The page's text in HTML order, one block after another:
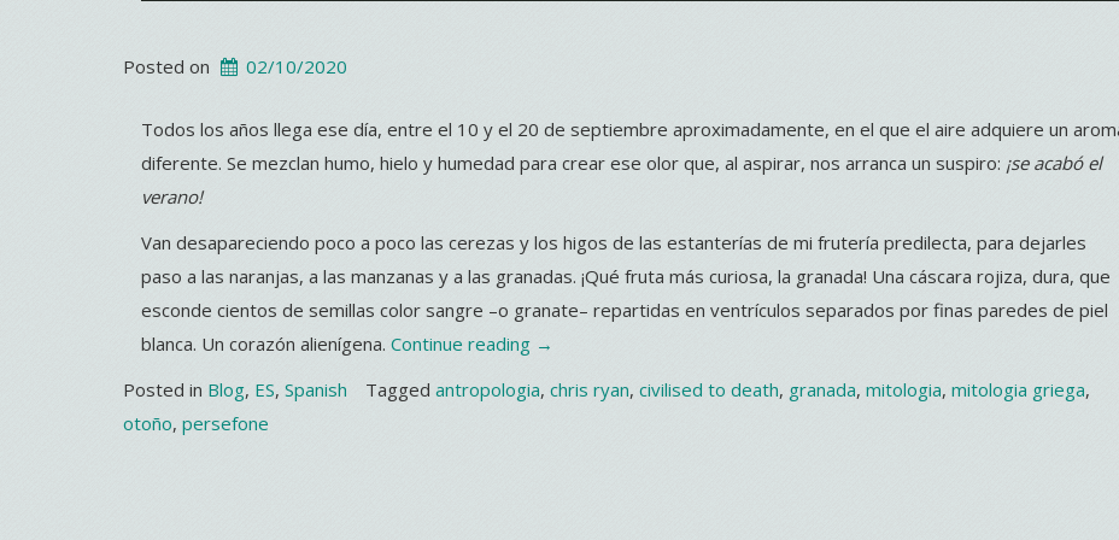
Posted on 02/10/2020
Todos los años llega ese día, entre el 10 y el 20 de septiembre aproximadamente, en el que el aire adquiere un
diferente. Se mezclan humo, hielo y humedad para crear ese olor que, al aspirar, nos arranca un suspiro: ¡se acabó el
verano!
Van desapareciendo poco a poco las cerezas y los higos de las estanterías de mi frutería predilecta, para dejarles
paso a las naranjas, a las manzanas y a las granadas. ¡Qué fruta más curiosa, la granada! Una cáscara rojiza, dura, que
esconde cientos de semillas color sangre –o granate– repartidas en ventrículos separados por finas paredes de piel
blanca. Un corazón alienígena. Continue reading “Semillas
granada”
→
Posted in Blog, ES, Spanish Tagged antropologia, chris ryan, civilised to death, granada, mitologia, mitologia griega,
otoño, persefone